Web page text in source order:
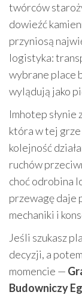
twórców
dowieźć
przyniosą
logistyka:
wybrane place
wylądują jako
Imhotep słynie
która w tej
kolejność
ruchów
choć odrobina
przewagę daje
mechaniki i
Jeśli szukasz
decyzji, a
momencie —
Budowniczy